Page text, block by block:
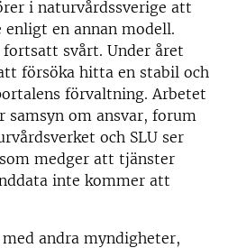
i naturvårdssverige att
en annan modell.
fortsatt svårt. Under året
försöka hitta en stabil och
förvaltning. Arbetet
samsyn om ansvar, forum
och SLU ser
medger att tjänster
inte kommer att
andra myndigheter,